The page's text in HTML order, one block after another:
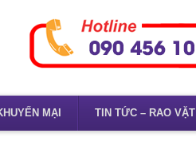
MẠI TIN TỨC – RAO VẶT